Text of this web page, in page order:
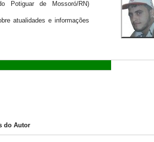
Potiguar de Mossoró/RN)
atualidades e informações
do Autor